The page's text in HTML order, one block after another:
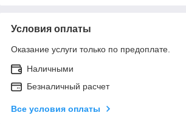
Условия оплаты
Оказание услуги только по предоплате.
Наличными
Безналичный расчет
Все условия оплаты